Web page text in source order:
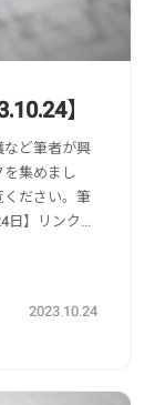
2023.10.24
】
ど筆者が興
集めまし
ださい。筆
日】リンク